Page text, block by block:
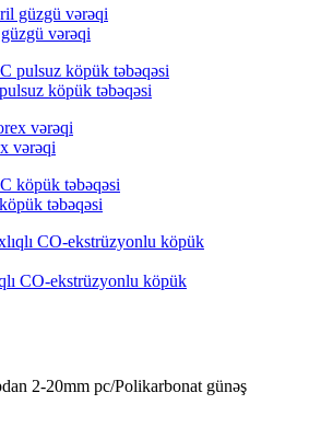
vərəqi
köpük təbəqəsi
vərəqi
təbəqəsi
CO-ekstrüzyonlu köpük